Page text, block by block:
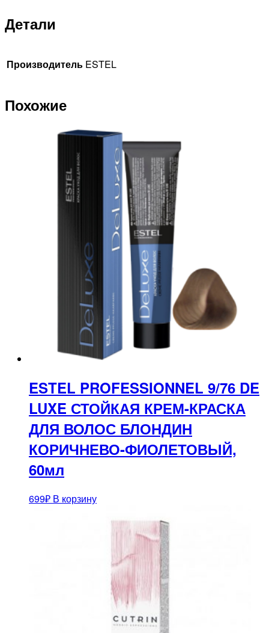
Детали
Производитель ESTEL
Похожие
ESTEL PROFESSIONNEL 9/76 DE
LUXE СТОЙКАЯ КРЕМ-КРАСКА
ДЛЯ ВОЛОС БЛОНДИН
КОРИЧНЕВО-ФИОЛЕТОВЫЙ,
60мл
699₽ В корзину